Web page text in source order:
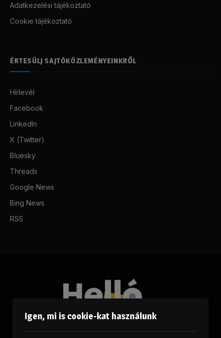
Adatkezelési tájékoztató
Cookie tájékoztató
ÉRTESÜLJ SAJTÓKÖZLEMÉNYEINKRŐL
Hírlevél
Facebook
LinkedIn
X (Twitter)
Bluesky
Threads
Google News
Bing News
RSS
Igen, mi is cookie-kat használunk